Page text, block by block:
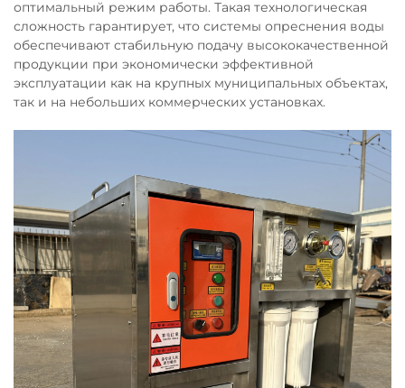
оптимальный режим работы. Такая технологическая
сложность гарантирует, что системы опреснения воды
обеспечивают стабильную подачу высококачественной
продукции при экономически эффективной
эксплуатации как на крупных муниципальных объектах,
так и на небольших коммерческих установках.